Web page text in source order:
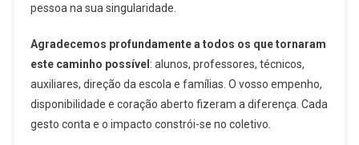
pessoa na sua singularidade.
Agradecemos profundamente a todos os que tornaram
este caminho possível: alunos, professores, técnicos,
auxiliares, direção da escola e famílias. O vosso empenho,
disponibilidade e coração aberto fizeram a diferença. Cada
gesto conta e o impacto constrói-se no coletivo.